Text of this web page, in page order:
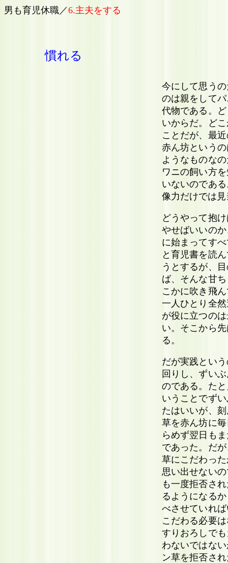
男も育児休職／6.主夫をする
慣れる
今にして思う
のは親をして
代物である。
いからだ。ど
ことだが、最
赤ん坊という
ようなものな
ワニの飼い方
いないのであ
像力だけでは
どうやって抱
やせばいいの
に始まってす
と育児書を読
うとするが、
ば、そんな甘
こかに吹き飛
一人ひとり全
が役に立つの
い。そこから
る。
だが実践とい
回りし、ずい
のである。た
いうことでず
たはいいが、
草を赤ん坊に
らめず翌日も
であった。だ
草にこだわっ
思い出せない
も一度拒否さ
るようになる
べさせていれ
こだわる必要
すりおろしで
わないではな
ン草を拒否さ